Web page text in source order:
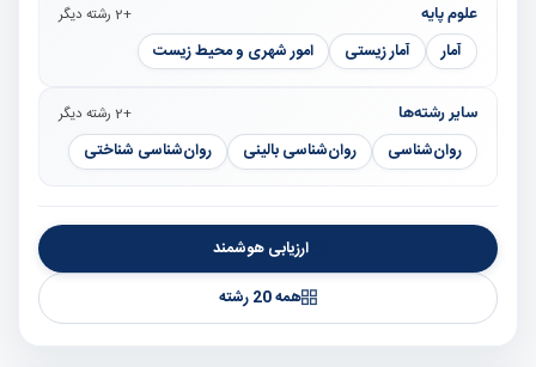
علوم پایه +2 رشته دیگر
آمار آمار زیستی امور شهری و محیط زیست
سایر رشته‌ها +2 رشته دیگر
روان‌شناسی روان‌شناسی بالینی روان‌شناسی شناختی
ارزیابی هوشمند
همه 20 رشته